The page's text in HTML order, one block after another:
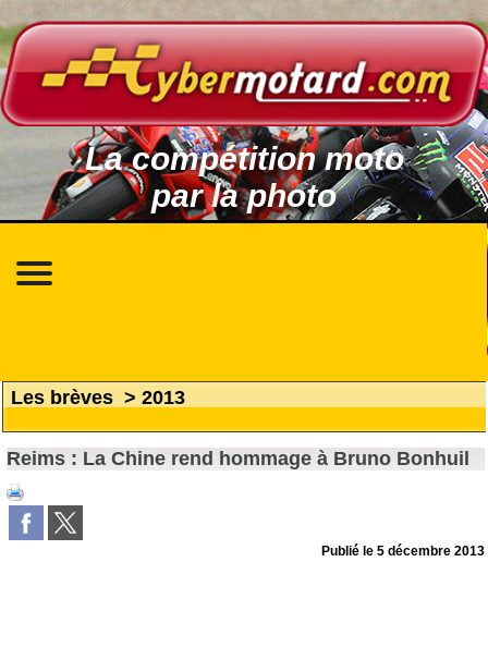
La compétition moto
par la photo
Les brèves > 2013
Reims : La Chine rend hommage à Bruno Bonhuil
Publié le5 décembre 2013